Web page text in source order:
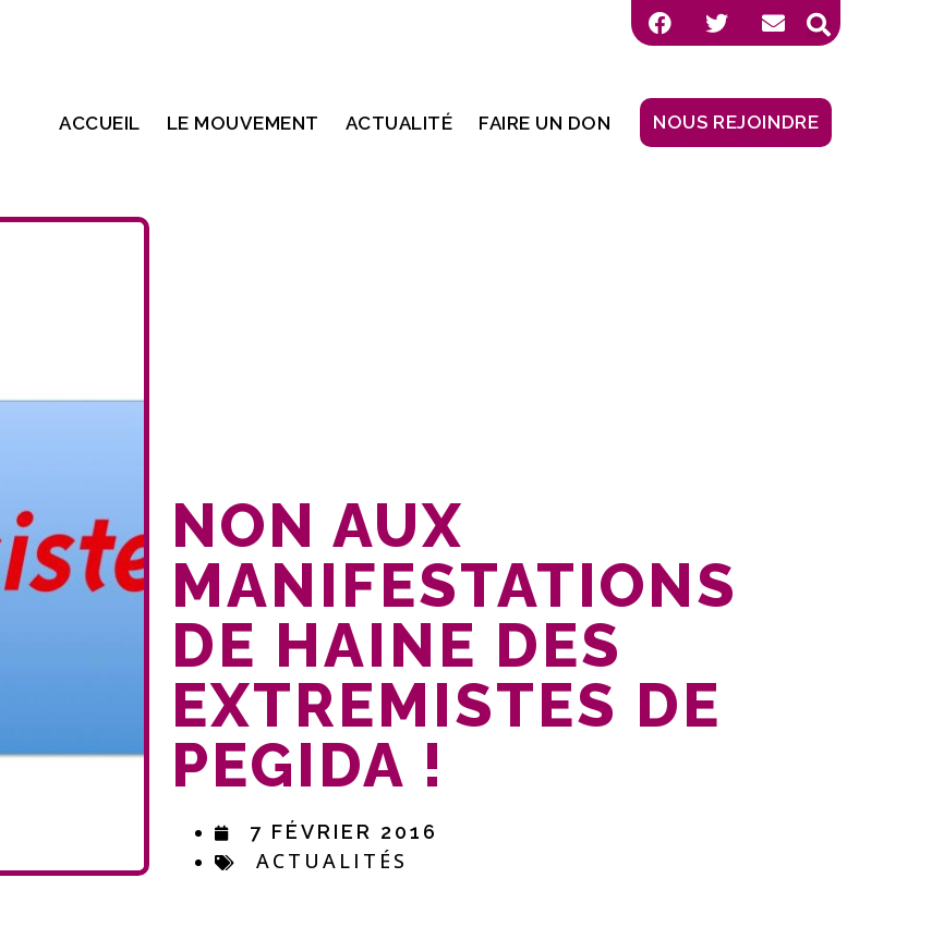
ACCUEIL LE MOUVEMENT ACTUALITÉ FAIRE UN DON NOUS REJOINDRE
NON AUX
MANIFESTATIONS
DE HAINE DES
EXTREMISTES DE
PEGIDA !
7 FÉVRIER 2016
ACTUALITÉS